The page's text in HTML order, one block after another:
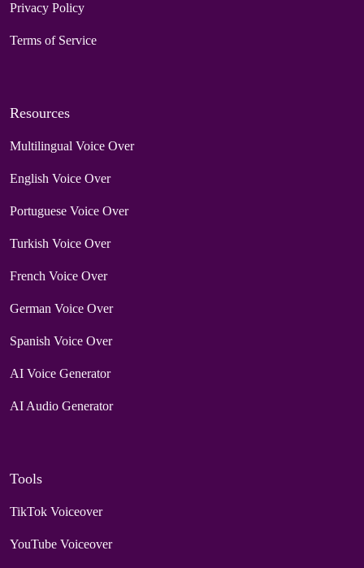
Privacy Policy
Terms of Service
Resources
Multilingual Voice Over
English Voice Over
Portuguese Voice Over
Turkish Voice Over
French Voice Over
German Voice Over
Spanish Voice Over
AI Voice Generator
AI Audio Generator
Tools
TikTok Voiceover
YouTube Voiceover